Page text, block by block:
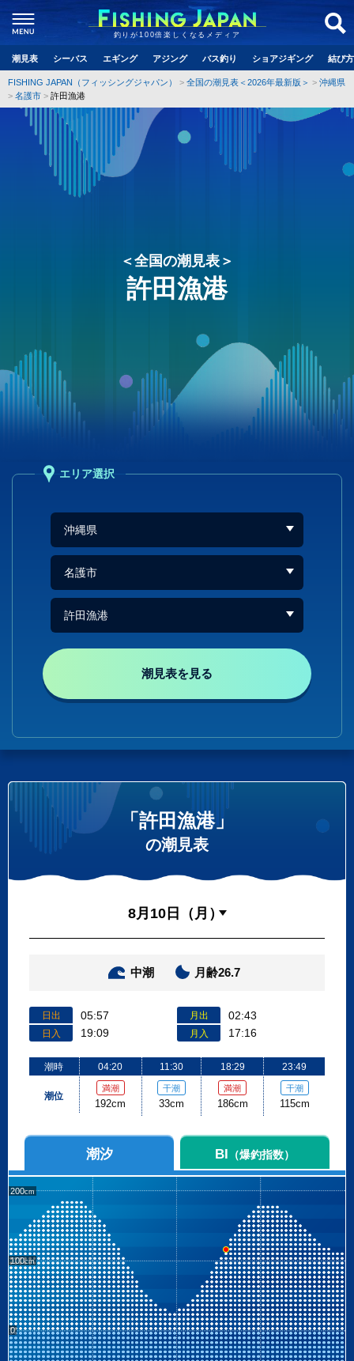
釣りが100倍楽しくなるメディア
潮見表 シーバス エギング アジング バス釣り ショアジギング 結び
FISHING JAPAN（フィッシングジャパン） 全国の潮見表＜2026年最新版＞
沖縄県
名護市
許田漁港
＜全国の潮見表＞
許田漁港
エリア選択
潮見表を見る
「許田漁港」
の潮見表
中潮 月齢26.7
日出 05:57
日入 19:09
月出 02:43
月入 17:16
潮時
潮位
04:20
満潮
192cm
11:30
干潮
33cm
18:29
満潮
186cm
23:49
干潮
115cm
潮汐 BI （爆釣指数）
200
100
0